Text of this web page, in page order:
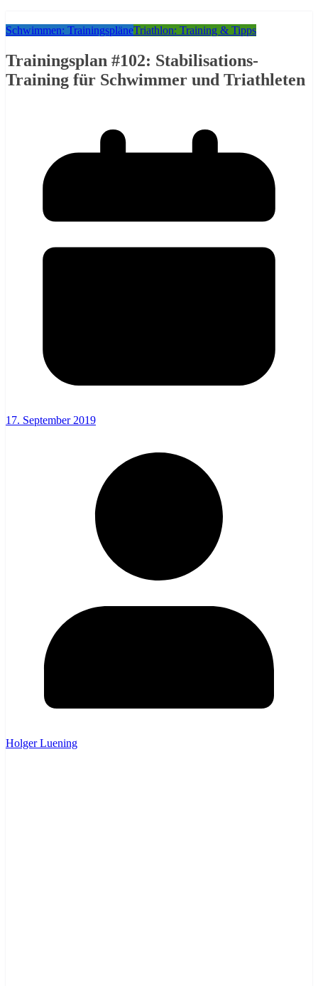
Schwimmen: TrainingspläneTriathlon: Training & Tipps
Trainingsplan #102: Stabilisations-
Training für Schwimmer und Triathleten
17. September 2019
Holger Luening